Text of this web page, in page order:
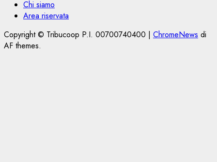
Chi siamo
Area riservata
Copyright © Tribucoop P.I. 00700740400 | ChromeNews di
AF themes.